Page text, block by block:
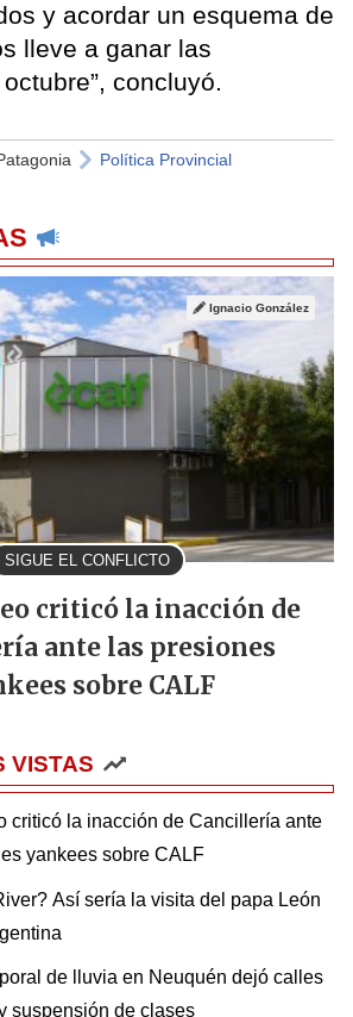
y acordar un esquema de
lleve a ganar las
concluyó.
Política Provincial
SIGUE EL CONFLICTO
Ignacio González
criticó la inacción de
ante las presiones
sobre CALF
VISTAS
criticó la inacción de Cancillería ante
yankees sobre CALF
Así sería la visita del papa León
de lluvia en Neuquén dejó calles
suspensión de clases